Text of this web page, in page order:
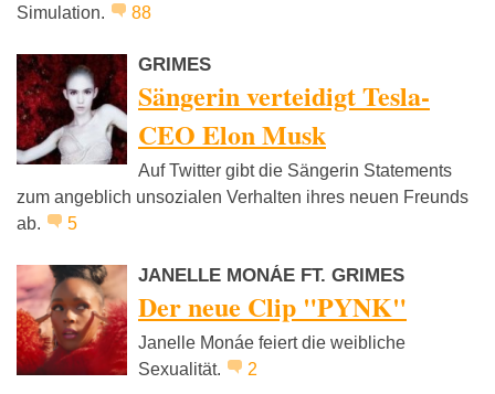
Simulation. 88
GRIMES
Sängerin verteidigt Tesla-
CEO Elon Musk
Auf Twitter gibt die Sängerin Statements
zum angeblich unsozialen Verhalten ihres neuen Freunds
ab.
5
JANELLE MONÁE FT. GRIMES
Der neue Clip "PYNK"
Janelle Monáe feiert die weibliche
Sexualität.
2